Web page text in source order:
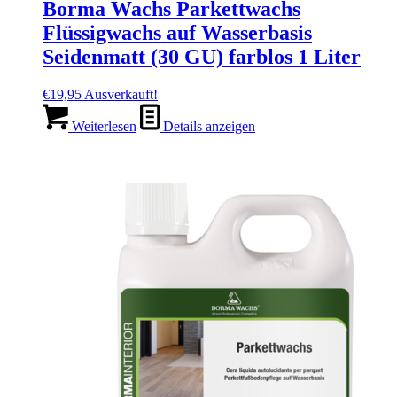
Borma Wachs Parkettwachs
Flüssigwachs auf Wasserbasis
Seidenmatt (30 GU) farblos 1 Liter
€19,95 Ausverkauft!
Weiterlesen Details anzeigen